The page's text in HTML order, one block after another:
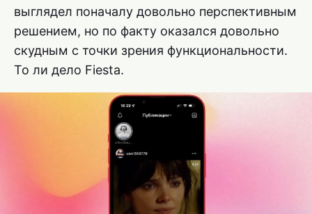
выглядел поначалу довольно перспективным
решением, но по факту оказался довольно
скудным с точки зрения функциональности.
То ли дело Fiesta.